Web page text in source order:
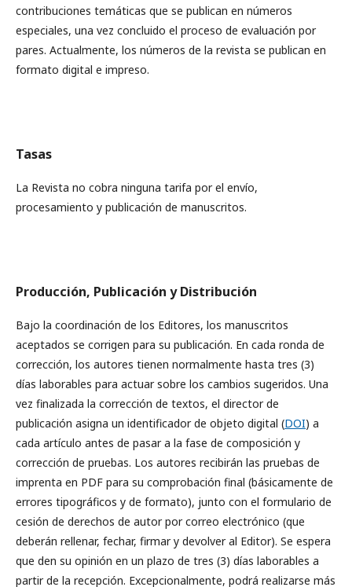
contribuciones temáticas que se publican en números
especiales, una vez concluido el proceso de evaluación por
pares. Actualmente, los números de la revista se publican en
formato digital e impreso.
Tasas
La Revista no cobra ninguna tarifa por el envío,
procesamiento y publicación de manuscritos.
Producción, Publicación y Distribución
Bajo la coordinación de los Editores, los manuscritos
aceptados se corrigen para su publicación. En cada ronda de
corrección, los autores tienen normalmente hasta tres (3)
días laborables para actuar sobre los cambios sugeridos. Una
vez finalizada la corrección de textos, el director de
publicación asigna un identificador de objeto digital (DOI) a
cada artículo antes de pasar a la fase de composición y
corrección de pruebas. Los autores recibirán las pruebas de
imprenta en PDF para su comprobación final (básicamente de
errores tipográficos y de formato), junto con el formulario de
cesión de derechos de autor por correo electrónico (que
deberán rellenar, fechar, firmar y devolver al Editor). Se espera
que den su opinión en un plazo de tres (3) días laborables a
partir de la recepción. Excepcionalmente, podrá realizarse más